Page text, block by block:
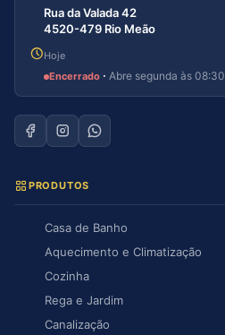
Rua da Valada 42
4520-479 Rio Meão
Hoje
Encerrado · Abre segunda às 08:30
PRODUTOS
Casa de Banho
Aquecimento e Climatização
Cozinha
Rega e Jardim
Canalização